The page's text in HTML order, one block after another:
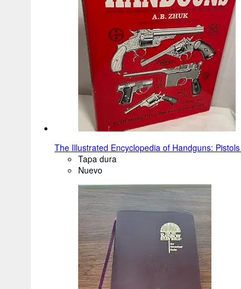
The Illustrated Encyclopedia of Handguns:
Tapa dura
Nuevo